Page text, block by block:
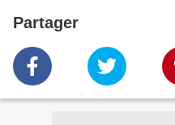
Partager